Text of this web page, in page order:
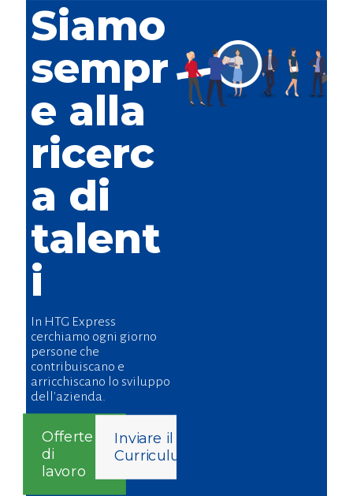
Siamo
sempr
e alla
ricerc
a di
talent
i
In HTG Express
cerchiamo ogni giorno
persone che
contribuiscano e
arricchiscano lo sviluppo
dell'azienda.
Offerte
di
lavoro
Inviare il
Curriculum